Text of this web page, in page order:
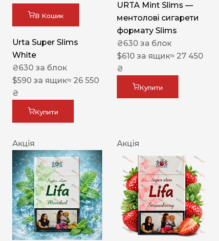
В Кошик
Urta Super Slims
White
₴630 за блок
$590 за ящик≈ 26 550
₴
Купити
URTA Mint Slims —
ментолові сигарети
формату Slims
₴630 за блок
$610 за ящик≈ 27 450
₴
Купити
Акція Акція